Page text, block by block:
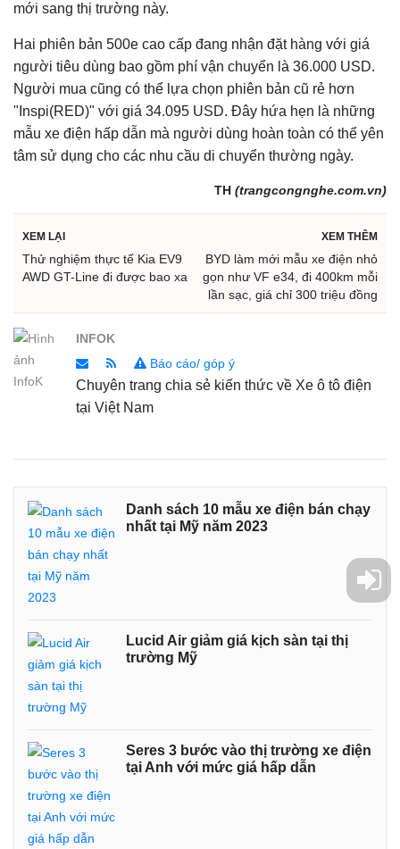
mới sang thị trường này.
Hai phiên bản 500e cao cấp đang nhận đặt hàng với giá
người tiêu dùng bao gồm phí vận chuyển là 36.000 USD.
Người mua cũng có thể lựa chọn phiên bản cũ rẻ hơn
"Inspi(RED)" với giá 34.095 USD. Đây hứa hẹn là những
mẫu xe điện hấp dẫn mà người dùng hoàn toàn có thể yên
tâm sử dụng cho các nhu cầu di chuyển thường ngày.
TH (trangcongnghe.com.vn)
XEM LẠI
Thử nghiệm thực tế Kia EV9
AWD GT-Line đi được bao xa
XEM THÊM
BYD làm mới mẫu xe điện nhỏ
gọn như VF e34, đi 400km mỗi
lần sạc, giá chỉ 300 triệu đồng
INFOK
Báo cáo/ góp ý
Chuyên trang chia sẻ kiến thức về Xe ô tô điện
tại Việt Nam
Danh sách 10 mẫu xe điện bán chạy
nhất tại Mỹ năm 2023
Lucid Air giảm giá kịch sàn tại thị
trường Mỹ
Seres 3 bước vào thị trường xe điện
tại Anh với mức giá hấp dẫn